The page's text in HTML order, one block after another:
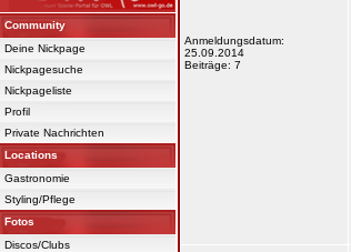
Community
Deine Nickpage
Nickpagesuche
Nickpageliste
Profil
Private Nachrichten
Locations
Gastronomie
Styling/Pflege
Fotos
Discos/Clubs
Anmeldungsdatum:
25.09.2014
Beiträge: 7